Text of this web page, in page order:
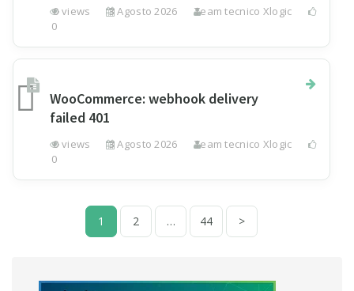
0 views 3 Agosto 2026
Team tecnico Xlogic
0
WooCommerce: webhook delivery
failed 401
0 views 3 Agosto 2026
Team tecnico Xlogic
0
Paginazione degli articoli
1 2 … 44 >